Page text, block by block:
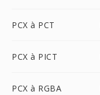
PCX à PCT
PCX à PICT
PCX à RGBA